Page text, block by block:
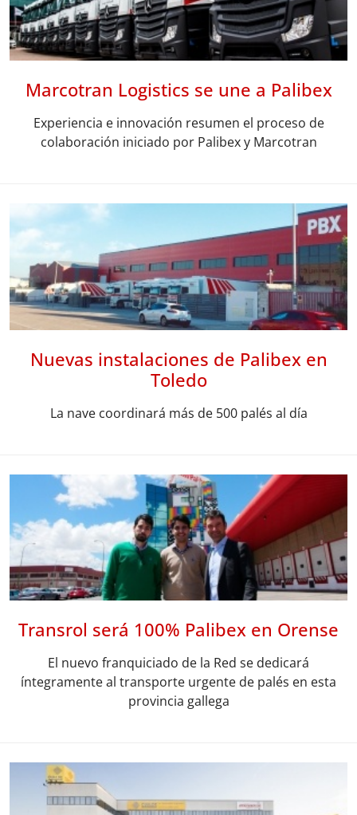
Marcotran Logistics se une a Palibex
Experiencia e innovación resumen el proceso de
colaboración iniciado por Palibex y Marcotran
Nuevas instalaciones de Palibex en
Toledo
La nave coordinará más de 500 palés al día
Transrol será 100% Palibex en Orense
El nuevo franquiciado de la Red se dedicará
íntegramente al transporte urgente de palés en esta
provincia gallega